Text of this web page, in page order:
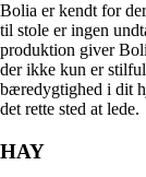
Bolia er kendt for
til stole er ingen
produktion giver
der ikke kun er
bæredygtighed i dit
det rette sted at lede.
HAY